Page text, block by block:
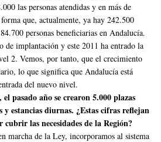
las personas atendidas y en más de
que, actualmente, ya hay 242.500
personas beneficiarias en Andalucía.
de implantación y este 2011 ha entrado la
2. Vemos, por tanto, que el crecimiento
lo que significa que Andalucía está
del nuevo nivel.
pasado año se crearon 5.000 plazas
y estancias diurnas. ¿Estas cifras reflejan
las necesidades de la Región?
marcha de la Ley, incorporamos al sistema